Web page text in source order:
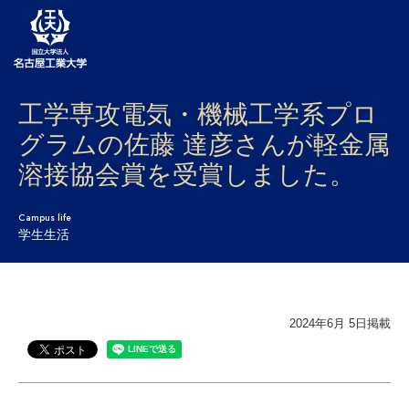
大学案内
学部・大学院・センター
入試
学生生活
国際交流
工学専攻電気・機械工学系プロ
グラムの佐藤 達彦さんが軽金属
溶接協会賞を受賞しました。
Campus life
学生生活
2024年6月 5日掲載